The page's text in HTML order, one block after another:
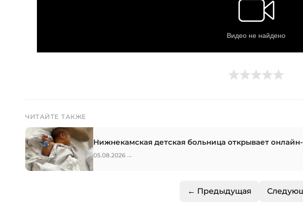
ЧИТАЙТЕ ТАКЖЕ
Нижнекамская детская больница открывает
05.08.2026 →
← Предыдущая